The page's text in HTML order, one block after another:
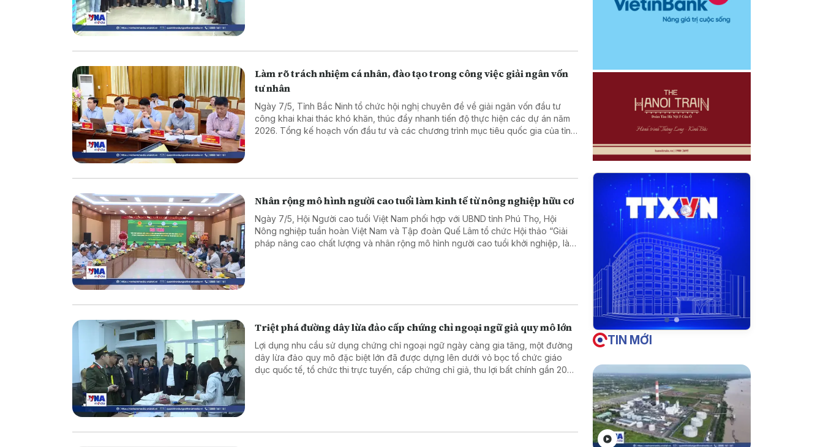
Làm rõ trách nhiệm cá nhân, đào tạo trong công việc giải ngân vốn
tư nhân
Ngày 7/5, Tỉnh Bắc Ninh tổ chức hội nghị chuyên đề về giải ngân vốn đầu tư
công khai khai thác khó khăn, thúc đẩy nhanh tiến độ thực hiện các dự án năm
2026. Tổng kế hoạch vốn đầu tư và các chương trình mục tiêu quốc gia của tỉnh
Nhân rộng mô hình người cao tuổi làm kinh tế từ nông nghiệp hữu cơ
Ngày 7/5, Hội Người cao tuổi Việt Nam phối hợp với UBND tỉnh Phú Thọ, Hội
Nông nghiệp tuần hoàn Việt Nam và Tập đoàn Quế Lâm tổ chức Hội thảo “Giải
pháp nâng cao chất lượng và nhân rộng mô hình người cao tuổi khởi nghiệp, làm
Triệt phá đường dây lừa đảo cấp chứng chỉ ngoại ngữ giả quy mô lớn
Lợi dụng nhu cầu sử dụng chứng chỉ ngoại ngữ ngày càng gia tăng, một đường
dây lừa đảo quy mô đặc biệt lớn đã được dựng lên dưới vỏ bọc tổ chức giáo
dục quốc tế, tổ chức thi trực tuyến, cấp chứng chỉ giả, thu lợi bất chính gần 200
TIN MỚI